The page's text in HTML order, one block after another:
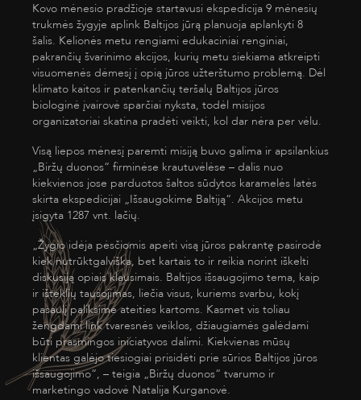
Kovo mėnesio pradžioje startavusi ekspedicija 9 mėnesių
trukmės žygyje aplink Baltijos jūrą planuoja aplankyti 8
šalis. Kelionės metu rengiami edukaciniai renginiai,
pakrančių švarinimo akcijos, kurių metu siekiama atkreipti
visuomenės dėmesį į opią jūros užterštumo problemą. Dėl
klimato kaitos ir patenkančių teršalų Baltijos jūros
biologinė įvairovė sparčiai nyksta, todėl misijos
organizatoriai skatina pradėti veikti, kol dar nėra per vėlu.
Visą liepos mėnesį paremti misiją buvo galima ir apsilankius
„Biržų duonos“ firminėse krautuvėlėse – dalis nuo
kiekvienos jose parduotos šaltos sūdytos karamelės latės
skirta ekspedicijai „Išsaugokime Baltiją“. Akcijos metu
įsigyta 1287 vnt. lačių.
„Žygio idėja pėsčiomis apeiti visą jūros pakrantę pasirodė
kiek nutrūktgalviška, bet kartais to ir reikia norint iškelti
diskusiją opiais klausimais. Baltijos išsaugojimo tema, kaip
ir išteklių tausojimas, liečia visus, kuriems svarbu, kokį
pasaulį paliksime ateities kartoms. Kasmet vis toliau
žengdami link tvaresnės veiklos, džiaugiamės galėdami
būti prasmingos iniciatyvos dalimi. Kiekvienas mūsų
klientas galėjo tiesiogiai prisidėti prie sūrios Baltijos jūros
išsaugojimo“, – teigia „Biržų duonos“ tvarumo ir
marketingo vadovė Natalija Kurganovė.